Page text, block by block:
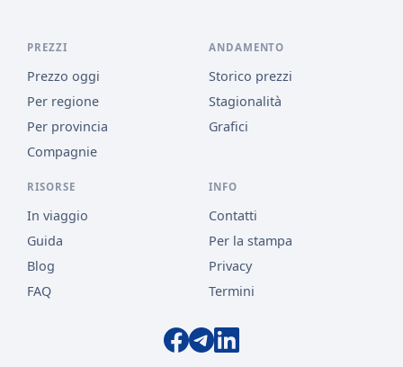
PREZZI
Prezzo oggi
Per regione
Per provincia
Compagnie
ANDAMENTO
Storico prezzi
Stagionalità
Grafici
RISORSE
In viaggio
Guida
Blog
FAQ
INFO
Contatti
Per la stampa
Privacy
Termini